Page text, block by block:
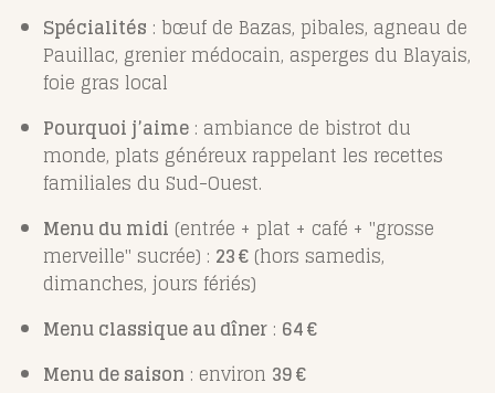
Spécialités : bœuf de Bazas, pibales, agneau de
Pauillac, grenier médocain, asperges du Blayais,
foie gras local
Pourquoi j’aime : ambiance de bistrot du
monde, plats généreux rappelant les recettes
familiales du Sud-Ouest.
Menu du midi (entrée + plat + café + "grosse
merveille" sucrée) : 23 € (hors samedis,
dimanches, jours fériés)
Menu classique au dîner : 64 €
Menu de saison : environ 39 €